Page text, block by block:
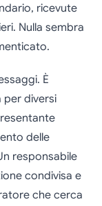
ricevute
Nulla sembra
È
per diversi
delle
responsabile
condivisa e
che cerca